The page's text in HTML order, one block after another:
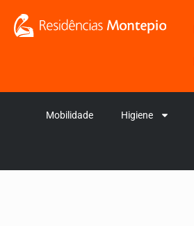
Mobilidade Higiene